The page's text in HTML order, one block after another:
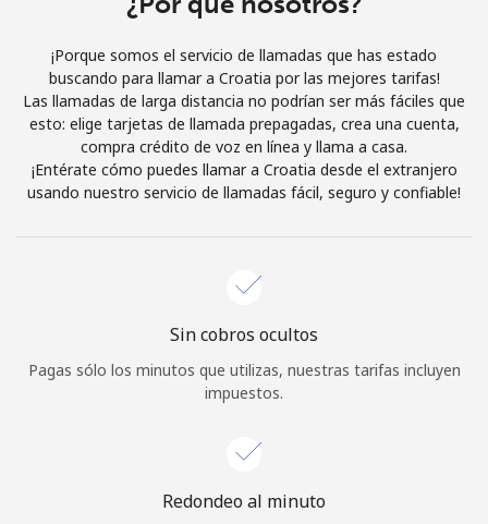
o
Continuar con
¡Porque somos el servicio de llamadas que has estado
buscando para llamar a Croatia por las mejores tarifas!
Las llamadas de larga distancia no podrían ser más fáciles que
esto: elige tarjetas de llamada prepagadas, crea una cuenta,
compra crédito de voz en línea y llama a casa.
¡Entérate cómo puedes llamar a Croatia desde el extranjero
usando nuestro servicio de llamadas fácil, seguro y confiable!
Sin cobros ocultos
Pagas sólo los minutos que utilizas, nuestras tarifas incluyen
impuestos.
Redondeo al minuto